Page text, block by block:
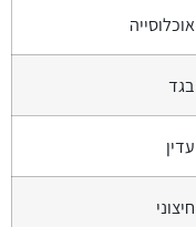
אוכלוסייה
בגד
עדין
חיצוני